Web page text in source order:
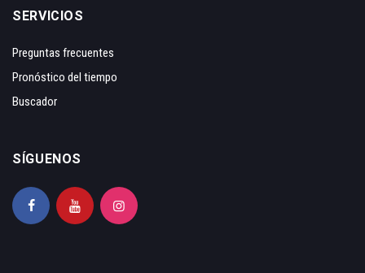
SERVICIOS
Preguntas frecuentes
Pronóstico del tiempo
Buscador
SÍGUENOS